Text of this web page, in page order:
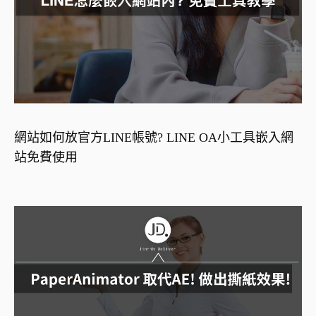
網站如何放官方LINE帳號? LINE OA小工具嵌入網
站免費使用